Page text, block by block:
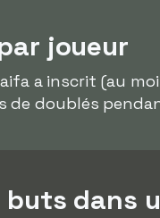
joueur
a inscrit (au
doublés
buts dans